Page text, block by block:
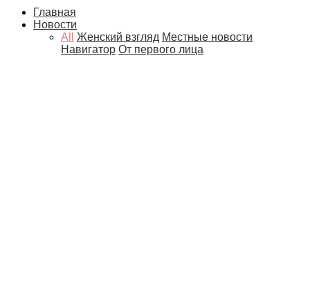
Главная
Новости
All
Женский взгляд Местные новости
Навигатор От первого лица